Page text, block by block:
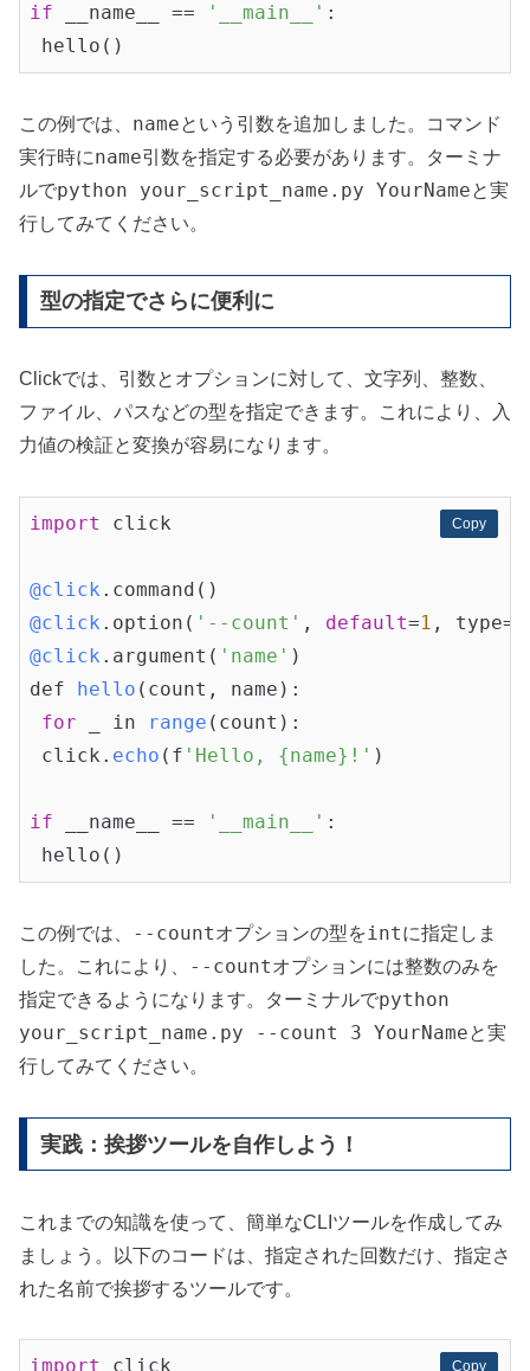
if __name__ == '__main__' :
この例では、 nameという引数を追加しました。コマンド
実行時にname引数を指定する必要があります。ターミナ
ルでpython your_script_name.py YourNameと実
行してみてください。
型の指定でさらに便利に
Clickでは、引数とオプションに対して、文字列、整数、
ファイル、パスなどの型を指定できます。これにより、入
力値の検証と変換が容易になります。
Copy
Copy
import click
@click
@click .option( '--count' , default=1 , type=
@click .argument( 'name'
def
hello (count, name) :
for _ in range (count) :
click. echo (f 'Hello, {name}!' )
if __name__ == '__main__' :
この例では、 --countオプションの型をintに指定しま
した。これにより、
--countオプションには整数のみを
指定できるようになります。ターミナルでpython
your_script_name.py --count 3 YourNameと実
行してみてください。
実践：挨拶ツールを自作しよう！
これまでの知識を使って、簡単なCLIツールを作成してみ
ましょう。以下のコードは、指定された回数だけ、指定さ
れた名前で挨拶するツールです。
Copy
Copy
import click